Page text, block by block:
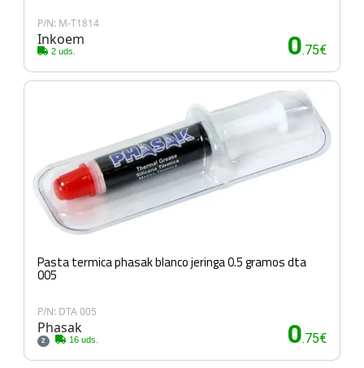
P/N: M-T1814
Inkoem
2 uds. 0.75€
Pasta termica phasak blanco jeringa 0.5 gramos dta
005
P/N: DTA 005
Phasak
2 16 uds. 0.75€